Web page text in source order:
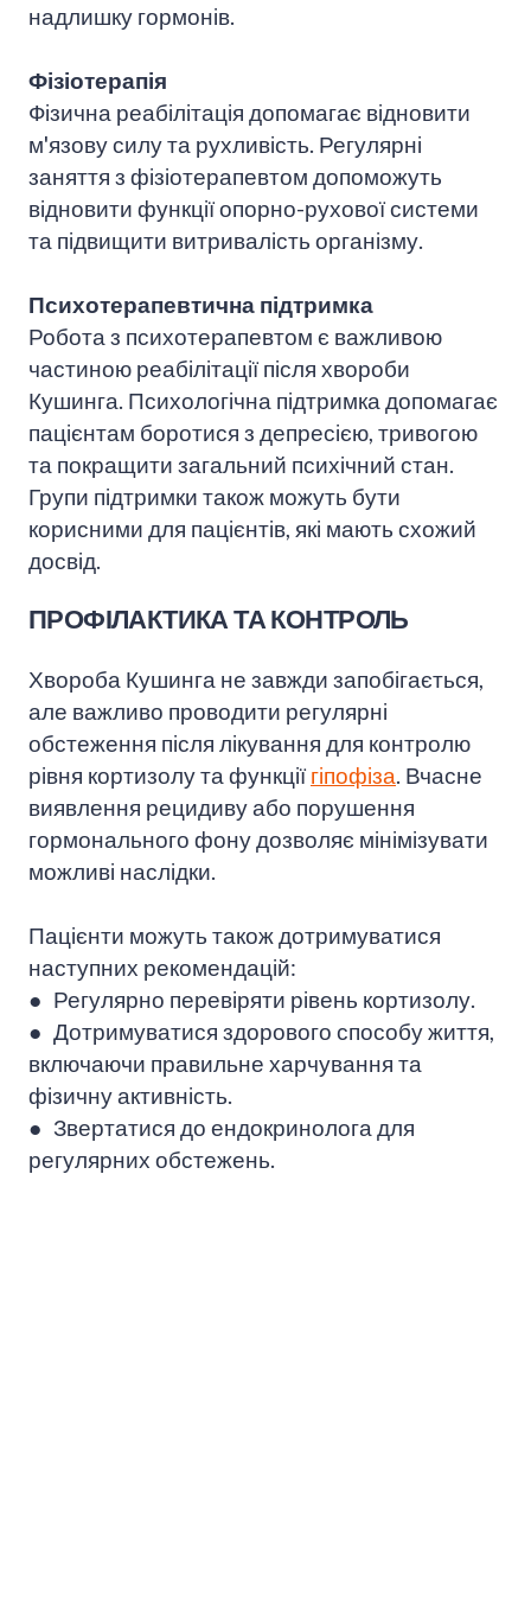
надлишку гормонів.
Фізіотерапія
Фізична реабілітація допомагає відновити
м'язову силу та рухливість. Регулярні
заняття з фізіотерапевтом допоможуть
відновити функції опорно-рухової системи
та підвищити витривалість організму.
Психотерапевтична підтримка
Робота з психотерапевтом є важливою
частиною реабілітації після хвороби
Кушинга. Психологічна підтримка допомагає
пацієнтам боротися з депресією, тривогою
та покращити загальний психічний стан.
Групи підтримки також можуть бути
корисними для пацієнтів, які мають схожий
досвід.
ПРОФІЛАКТИКА ТА КОНТРОЛЬ
Хвороба Кушинга не завжди запобігається,
але важливо проводити регулярні
обстеження після лікування для контролю
рівня кортизолу та функції гіпофіза . Вчасне
виявлення рецидиву або порушення
гормонального фону дозволяє мінімізувати
можливі наслідки.
Пацієнти можуть також дотримуватися
наступних рекомендацій:
● Регулярно перевіряти рівень кортизолу.
● Дотримуватися здорового способу життя,
включаючи правильне харчування та
фізичну активність.
● Звертатися до ендокринолога для
регулярних обстежень.